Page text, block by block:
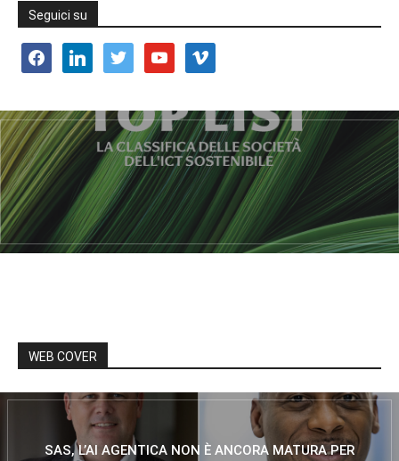
Seguici su
facebooklinkedin twitter youtube vimeo
WEB COVER
SAS, L’AI AGENTICA NON È ANCORA MATURA PER